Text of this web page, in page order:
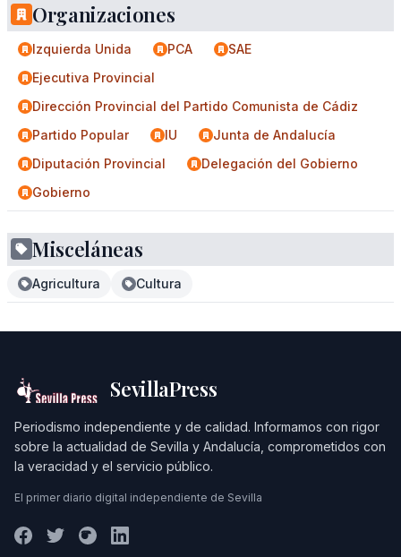
Organizaciones
Izquierda Unida PCA
SAE
Ejecutiva Provincial
Dirección Provincial del Partido Comunista de Cádiz
Partido Popular
IU
Junta de Andalucía
Diputación Provincial
Delegación del Gobierno
Gobierno
Misceláneas
Agricultura Cultura
SevillaPress
Periodismo independiente y de calidad. Informamos con rigor
sobre la actualidad de Sevilla y Andalucía, comprometidos con
la veracidad y el servicio público.
El primer diario digital independiente de Sevilla